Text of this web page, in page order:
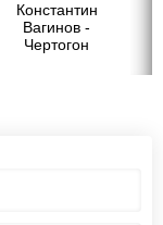
Константин
Вагинов -
Чертогон